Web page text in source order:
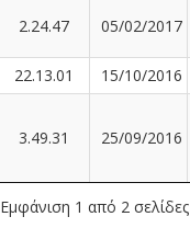
2.24.47 05/02/2017
22.13.01 15/10/2016
3.49.31 25/09/2016
Εμφάνιση 1 από 2 σελίδες